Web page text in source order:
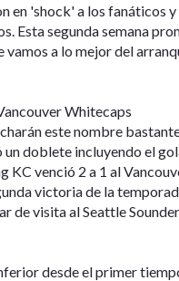
en 'shock' a los fanáticos y
Esta segunda semana
vamos a lo mejor del
Whitecaps
este nombre
doblete incluyendo el
KC venció 2 a 1 al
victoria de la
de visita al Seattle
desde el primer